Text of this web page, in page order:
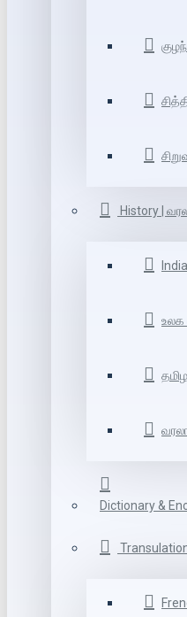
History |
உலக
Dictionary &